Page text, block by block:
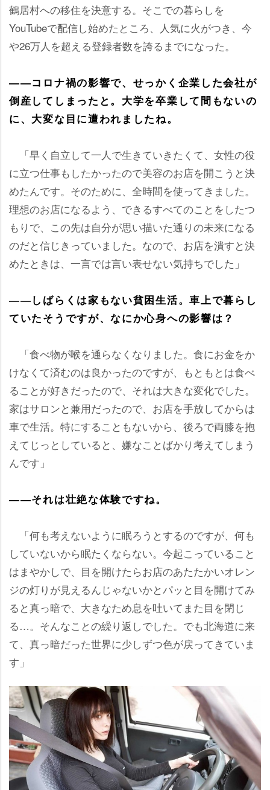
鶴居村への移住を決意する。そこでの暮らしを
YouTubeで配信し始めたところ、人気に火がつき、今
26万人を超える登録者数を誇るまでになった。
――コロナ禍の影響で、せっかく企業した会社が
倒産してしまったと。大学を卒業して間もないの
に、大変な目に遭われましたね。
「早く自立して一人で生きていきたくて、女性の役
に立つ仕事もしたかったので美容のお店を開こうと決
めたんです。そのために、全時間を使ってきました。
理想のお店になるよう、できるすべてのことをしたつ
もりで、この先は自分が思い描いた通りの未来になる
のだと信じきっていました。なので、お店を潰すと決
めたときは、一言では言い表せない気持ちでした」
――しばらくは家もない貧困生活。車上で暮らし
ていたそうですが、なにか心身への影響は？
「食べ物が喉を通らなくなりました。食にお金をか
けなくて済むのは良かったのですが、もともとは食べ
ることが好きだったので、それは大きな変化でした。
家はサロンと兼用だったので、お店を手放してからは
車で生活。特にすることもないから、後ろで両膝を抱
えてじっとしていると、嫌なことばかり考えてしまう
んです」
――それは壮絶な体験ですね。
「何も考えないように眠ろうとするのですが、何も
していないから眠たくならない。今起こっていること
はまやかしで、目を開けたらお店のあたたかいオレン
ジの灯りが見えるんじゃないかとパッと目を開けてみ
ると真っ暗で、大きなため息を吐いてまた目を閉じ
る…。そんなことの繰り返しでした。でも北海道に来
て、真っ暗だった世界に少しずつ色が戻ってきていま
す」